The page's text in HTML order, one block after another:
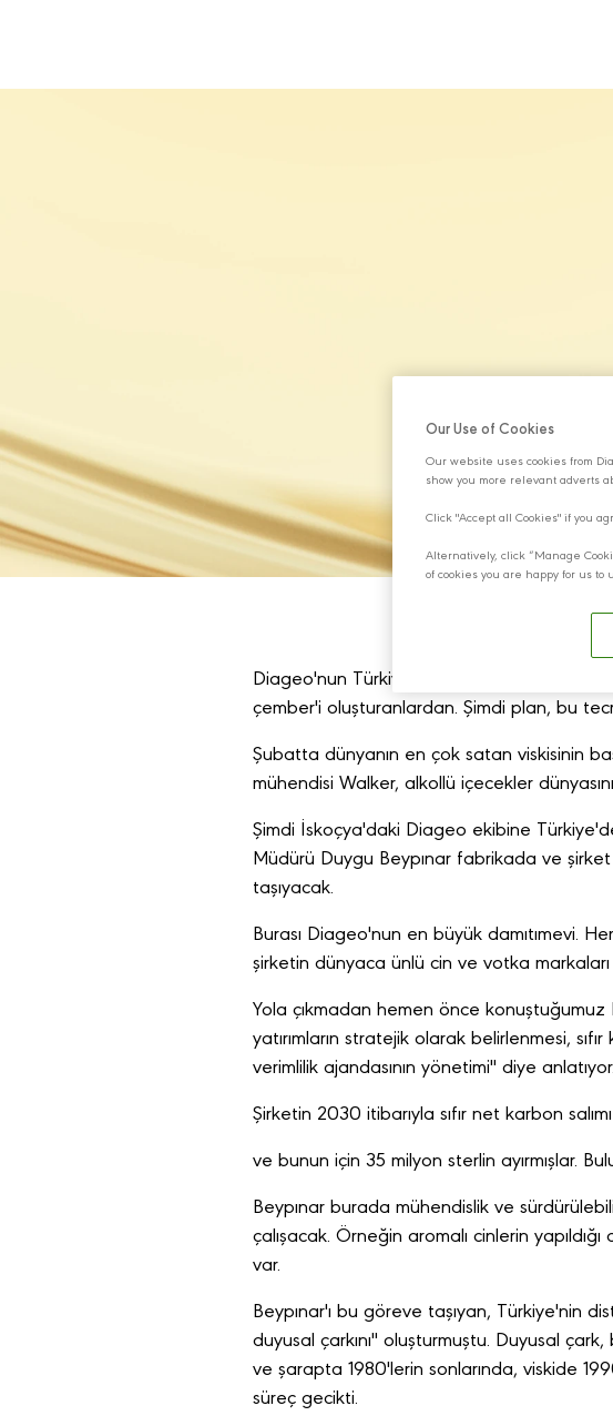
Diageo'nun Türkiye'den İskoçya'ya yeni
çember'i oluşturanlardan. Şimdi plan, bu
Şubatta dünyanın en çok satan viskisinin
mühendisi Walker, alkollü içecekler
Şimdi İskoçya'daki Diageo ekibine
Müdürü Duygu Beypınar fabrikada ve şirket
taşıyacak.
Burası Diageo'nun en büyük damıtımevi.
şirketin dünyaca ünlü cin ve votka
Yola çıkmadan hemen önce
yatırımların stratejik olarak belirlenmesi,
verimlilik ajandasının yönetimi" diye anlatıyor.
Şirketin 2030 itibarıyla sıfır net karbon
ve bunun için 35 milyon sterlin ayırmışlar.
Beypınar burada mühendislik ve
çalışacak. Örneğin aromalı cinlerin
var.
Beypınar'ı bu göreve taşıyan, Türkiye'nin
duyusal çarkını" oluşturmuştu. Duyusal
ve şarapta 1980'lerin sonlarında, viskide
süreç gecikti.
Our Use of Cookies
Our website uses cookies from
show you more relevant adverts
Click "Accept all Cookies" if you
Alternatively, click “Manage
of cookies you are happy for us to